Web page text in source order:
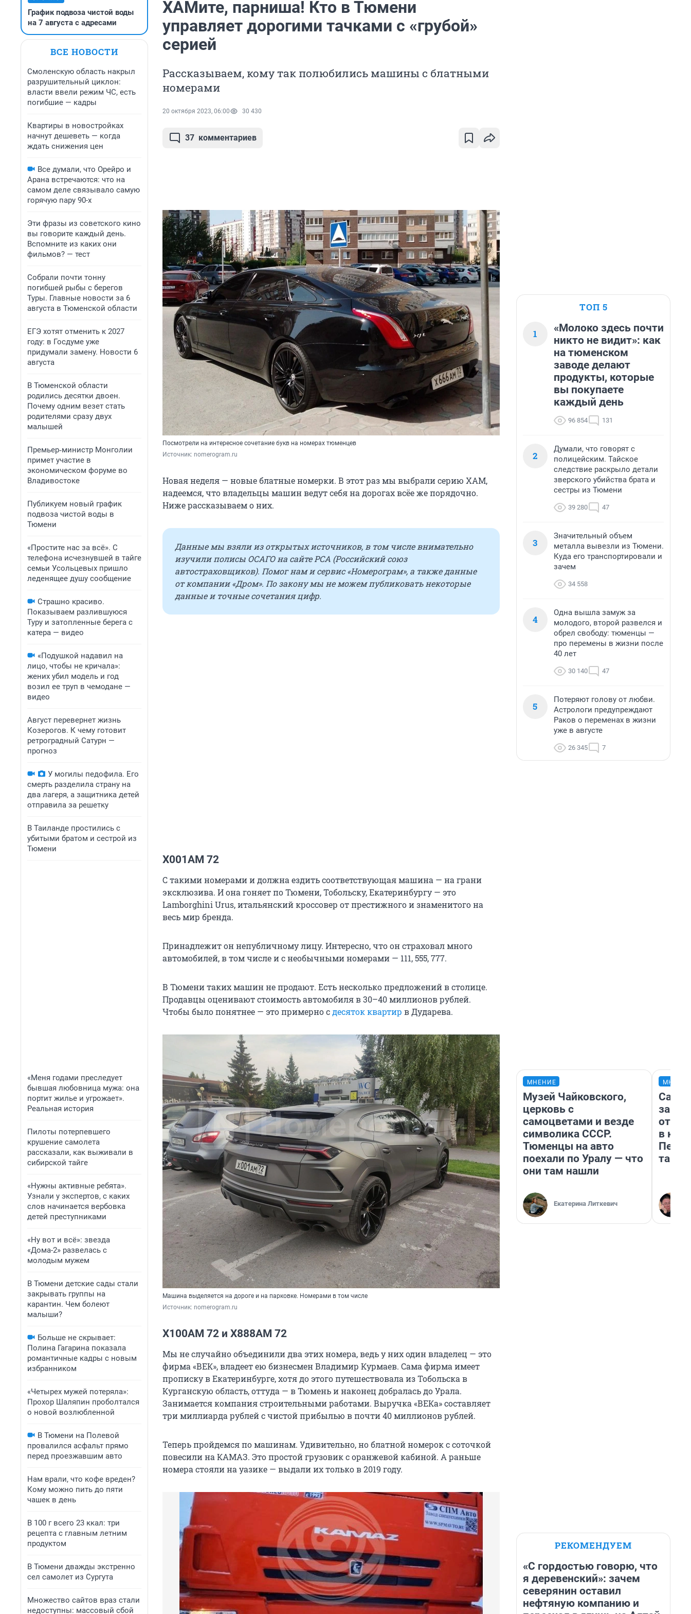
График подвоза чистой воды
на 7 августа с адресами
ВСЕ НОВОСТИ
Смоленскую область накрыл
разрушительный циклон:
власти ввели режим ЧС, есть
погибшие — кадры
Квартиры в новостройках
начнут дешеветь — когда
ждать снижения цен
Все думали, что Орейро и
Арана встречаются: что на
самом деле связывало самую
горячую пару 90-х
Эти фразы из советского кино
вы говорите каждый день.
Вспомните из каких они
фильмов? — тест
Собрали почти тонну
погибшей рыбы с берегов
Туры. Главные новости за 6
августа в Тюменской области
ЕГЭ хотят отменить к 2027
году: в Госдуме уже
придумали замену. Новости 6
августа
В Тюменской области
родились десятки двоен.
Почему одним везет стать
родителями сразу двух
малышей
Премьер‑министр Монголии
примет участие в
экономическом форуме во
Владивостоке
Публикуем новый график
подвоза чистой воды в
Тюмени
«Простите нас за всё». С
телефона исчезнувшей в тайге
семьи Усольцевых пришло
леденящее душу сообщение
Страшно красиво.
Показываем разлившуюся
Туру и затопленные берега с
катера — видео
«Подушкой надавил на
лицо, чтобы не кричала»:
жених убил модель и год
возил ее труп в чемодане —
видео
Август перевернет жизнь
Козерогов. К чему готовит
ретроградный Сатурн —
прогноз
У могилы педофила. Его
смерть разделила страну на
два лагеря, а защитника детей
отправила за решетку
В Таиланде простились с
убитыми братом и сестрой из
Тюмени
«Меня годами преследует
бывшая любовница мужа: она
портит жилье и угрожает».
Реальная история
Пилоты потерпевшего
крушение самолета
рассказали, как выживали в
сибирской тайге
«Нужны активные ребята».
Узнали у экспертов, с каких
слов начинается вербовка
детей преступниками
«Ну вот и всё»: звезда
«Дома-2» развелась с
молодым мужем
В Тюмени детские сады стали
закрывать группы на
карантин. Чем болеют
малыши?
Больше не скрывает:
Полина Гагарина показала
романтичные кадры с новым
избранником
«Четырех мужей потеряла»:
Прохор Шаляпин проболтался
о новой возлюбленной
В Тюмени на Полевой
провалился асфальт прямо
перед проезжавшим авто
Нам врали, что кофе вреден?
Кому можно пить до пяти
чашек в день
В 100 г всего 23 ккал: три
рецепта с главным летним
продуктом
В Тюмени дважды экстренно
сел самолет из Сургута
Множество сайтов враз стали
недоступны: массовый сбой
ХАМите, парниша! Кто в Тюмени
управляет дорогими тачками с «грубой»
серией
Рассказываем, кому так полюбились машины с блатными
номерами
20 октября 2023, 06:00 30 430
37 комментариев
Посмотрели на интересное сочетание букв на номерах тюменцев
Источник: nomerogram.ru
Новая неделя — новые блатные номерки. В этот раз мы выбрали серию ХАМ,
надеемся, что владельцы машин ведут себя на дорогах всёе же порядочно.
Ниже рассказываем о них.
Данные мы взяли из открытых источников, в том числе внимательно
изучили полисы ОСАГО на сайте РСА (Российский союз
автостраховщиков). Помог нам и сервис «Номерограм», а также данные
от компании «Дром». По закону мы не можем публиковать некоторые
данные и точные сочетания цифр.
Х001АМ 72
С такими номерами и должна ездить соответствующая машина — на грани
эксклюзива. И она гоняет по Тюмени, Тобольску, Екатеринбургу — это
Lamborghini Urus, итальянский кроссовер от престижного и знаменитого на
весь мир бренда.
Принадлежит он непубличному лицу. Интересно, что он страховал много
автомобилей, в том числе и с необычными номерами — 111, 555, 777.
В Тюмени таких машин не продают. Есть несколько предложений в столице.
Продавцы оценивают стоимость автомобиля в 30–40 миллионов рублей.
Чтобы было понятнее — это примерно сдесяток квартир в Дударева.
Машина выделяется на дороге и на парковке. Номерами в том числе
Источник: nomerogram.ru
Х100АМ 72 и Х888АМ 72
Мы не случайно объединили два этих номера, ведь у них один владелец — это
фирма «ВЕК», владеет ею бизнесмен Владимир Курмаев. Сама фирма имеет
прописку в Екатеринбурге, хотя до этого путешествовала из Тобольска в
Курганскую область, оттуда — в Тюмень и наконец добралась до Урала.
Занимается компания строительными работами. Выручка «ВЕКа» составляет
три миллиарда рублей с чистой прибылью в почти 40 миллионов рублей.
Теперь пройдемся по машинам. Удивительно, но блатной номерок с соточкой
повесили на КАМАЗ. Это простой грузовик с оранжевой кабиной. А раньше
номера стояли на уазике — выдали их только в 2019 году.
ТОП 5
1
«Молоко здесь почти
никто не видит»: как
на тюменском
заводе делают
продукты, которые
вы покупаете
каждый день
96 854 131
2
Думали, что говорят с
полицейским. Тайское
следствие раскрыло детали
зверского убийства брата и
сестры из Тюмени
39 280 47
3
Значительный объем
металла вывезли из Тюмени.
Куда его транспортировали и
зачем
34 558
4
Одна вышла замуж за
молодого, второй развелся и
обрел свободу: тюменцы —
про перемены в жизни после
40 лет
30 140 47
5
Потеряют голову от любви.
Астрологи предупреждают
Раков о переменах в жизни
уже в августе
26 345 7
МНЕНИЕ
Музей Чайковского,
церковь с
самоцветами и везде
символика СССР.
Тюменцы на авто
поехали по Уралу — что
они там нашли
Екатерина Литкевич
в
там
РЕКОМЕНДУЕМ
«С гордостью говорю, что
я деревенский»: зачем
северянин оставил
нефтяную компанию и